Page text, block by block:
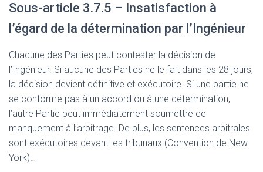
Sous-article 3.7.5 – Insatisfaction à
l’égard de la détermination par l’Ingénieur
Chacune des Parties peut contester la décision de
l’Ingénieur. Si aucune des Parties ne le fait dans les 28 jours,
la décision devient définitive et exécutoire. Si une partie ne
se conforme pas à un accord ou à une détermination,
l’autre Partie peut immédiatement soumettre ce
manquement à l’arbitrage. De plus, les sentences arbitrales
sont exécutoires devant les tribunaux (Convention de New
York)…